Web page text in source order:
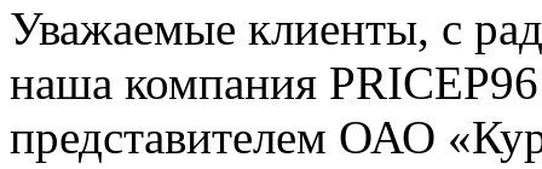
Уважаемые клиенты, с
наша компания
представителем ОАО